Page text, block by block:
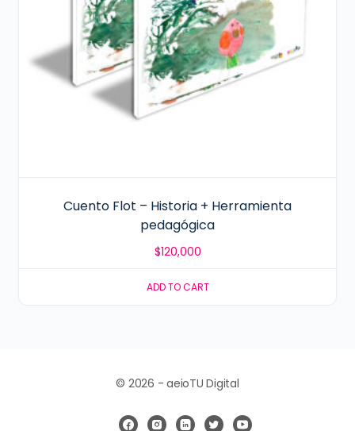
Cuento Flot – Historia + Herramienta
pedagógica
$120,000
ADD TO CART
© 2026 - aeioTU Digital